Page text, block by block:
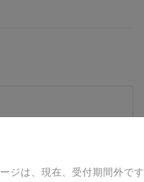
いたチケット」をご提示
ジは、現在、受付期間外です